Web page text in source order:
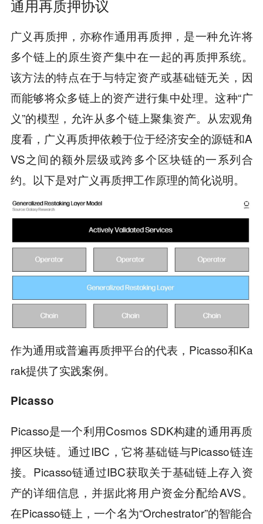
通用再质押协议
广义再质押，亦称作通用再质押，是一种允许将
多个链上的原生资产集中在一起的再质押系统。
该方法的特点在于与特定资产或基础链无关，因
而能够将众多链上的资产进行集中处理。这种“广
义”的模型，允许从多个链上聚集资产。从宏观角
度看，广义再质押依赖于位于经济安全的源链和A
VS之间的额外层级或跨多个区块链的一系列合
约。以下是对广义再质押工作原理的简化说明。
作为通用或普遍再质押平台的代表，Picasso和Ka
rak提供了实践案例。
Picasso
Picasso是一个利用Cosmos SDK构建的通用再质
押区块链。通过IBC，它将基础链与Picasso链连
接。Picasso链通过IBC获取关于基础链上存入资
产的详细信息，并据此将用户资金分配给AVS。
在Picasso链上，一个名为“Orchestrator”的智能合